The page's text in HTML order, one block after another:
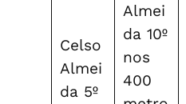
Celso
Almei
da 5º
Almei
da 10º
nos
400